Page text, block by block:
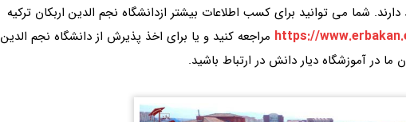
شما می توانید برای کسب اطلاعات بیشتر ازدانشگاه نجم الدین اربکان ترکیه
https:// مراجعه کنید و یا برای اخذ پذیرش از دانشگاه نجم الدین
در آموزشگاه دیار دانش در ارتباط باشید.